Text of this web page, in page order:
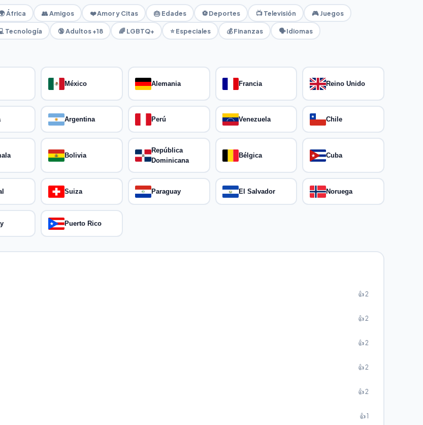
África 👥 Amigos ❤️ Amor y Citas 🎂 Edades ⚽ Deportes 📺 Televisión 🎮 Juegos
Tecnología 🔞 Adultos +18 🌈 LGBTQ+ ⭐ Especiales 💰 Finanzas 🗣️ Idiomas
México Alemania Francia Reino Unido
Argentina Perú Venezuela Chile
Bolivia
República
Dominicana
Bélgica Cuba
Suiza Paraguay El Salvador Noruega
Puerto Rico
👍 2
👍 2
👍 2
👍 2
👍 2
👍 1